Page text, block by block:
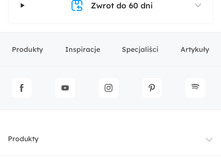
Zwrot do 60 dni
Produkty Inspiracje Specjaliści Artykuły
Produkty